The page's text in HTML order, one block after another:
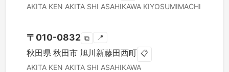
AKITA KEN AKITA SHI ASAHIKAWA KIYOSUMIMACHI
〒 010-0832 ⧉ 📍
秋田県 秋田市 旭川新藤田西町 📋
AKITA KEN AKITA SHI ASAHIKAWA